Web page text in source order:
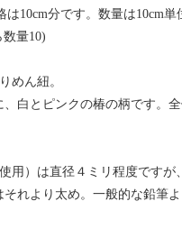
10cm分です。数量は10cm単
量10)
めん紐。
白とピンクの椿の柄です。全
用）は直径４ミリ程度ですが
れより太め。一般的な鉛筆